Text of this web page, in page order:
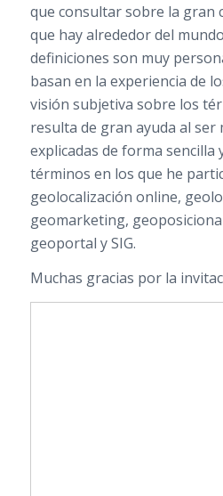
que consultar sobre la gran
que hay alrededor del
definiciones son muy
basan en la experiencia de
visión subjetiva sobre los
resulta de gran ayuda al ser
explicadas de forma sencilla
términos en los que he
geolocalización online,
geomarketing,
geoportal y SIG.
Muchas gracias por la